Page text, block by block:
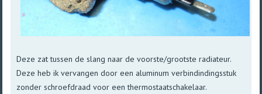
Deze zat tussen de slang naar de voorste/grootste radiateur.
Deze heb ik vervangen door een aluminum verbindindingsstuk
zonder schroefdraad voor een thermostaatschakelaar.